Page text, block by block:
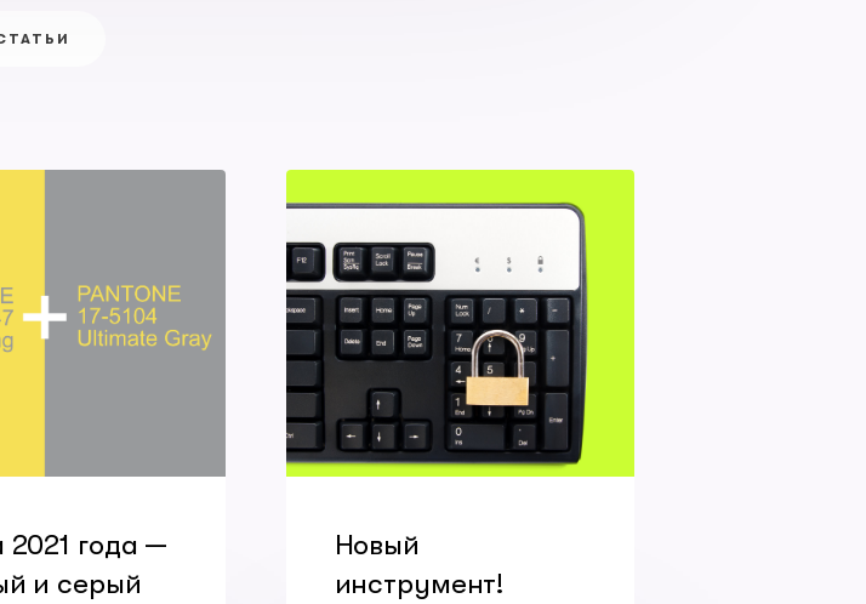
2021 года —
и серый
Новый
инструмент!